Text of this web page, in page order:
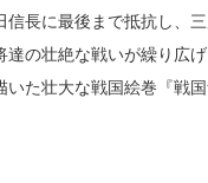
長に最後まで抵抗し、
の壮絶な戦いが繰り広げ
た壮大な戦国絵巻『戦国